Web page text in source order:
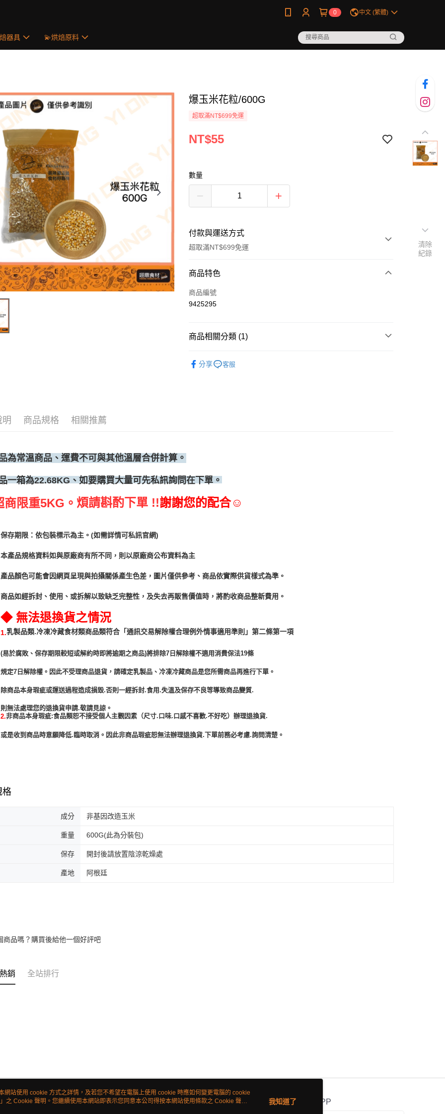
0 中文 (繁體)
器具 💫烘焙原料
爆玉米花粒/600G
超取滿NT$699免運
NT$55
數量
付款與運送方式
超取滿NT$699免運
付款方式
信用卡一次付款
運送方式
• 付款後全家取貨
商品特色
商品編號
9425295
商品相關分類 (1)
分享
客服
明 商品規格 相關推薦
為常溫商品、運費不可與其他溫層合併計算。
一箱為22.68KG 、如要購買大量可先私訊詢問在下單。
商限重5KG。 煩請斟酌下單 !!謝謝您的配合☺
保存期限：依包裝標示為主。(如需詳情可私訊官網)
本產品規格資料如與原廠商有所不同，則以原廠商公布資料為主
產品顏色可能會因網頁呈現與拍攝關係產生色差，圖片僅供參考、商品依實際供貨樣式為準。
商品如經拆封、使用、或拆解以致缺乏完整性，及失去再販售價值時，將酌收商品整﻿新費用。
◆ 無法退換貨之情況
1.乳製品類.冷凍冷藏食材類商品類符合 「通訊交易解除權合理例外情事適用準則」第二條第一項
(易於腐敗、保存期限較短或解約時即將逾期之商品)將排除7日解除權不適用消費保法19條
規定7日解除權。因此不受理商品退貨，請確定乳製品、冷凍冷藏商品是您所需商品再進行下單。
除商品本身瑕疵或運送過程造成損毀.否則一經拆封.食用.失溫及保存不良等導致商品變質.
2.非商品本身瑕疵:食品類恕不接受個人主觀因素（尺寸.口味.口感不喜歡.不好吃）辦理退換貨.
或是收到商品時意願降低.臨時取消。因此非商品瑕疵恕無法辦理退換貨.下單前務必考慮.詢問清楚。
格
成分 非基因改造玉米
重量 600G(此為分裝包)
保存 開封後請放置陰涼乾燥處
產地 阿根廷
商品嗎？購買後給他一個好評吧
銷 全站排行
關於我們 客服資訊 官方APP
清除
紀錄
網站使用 cookie 方式之詳情，及若您不希望在電腦上使用 cookie 時應如何變更電腦的 cookie
」之 Cookie 聲明。您繼續使用本網站即表示您同意本公司得按本網站使用條款之 Cookie 聲明
我知道了